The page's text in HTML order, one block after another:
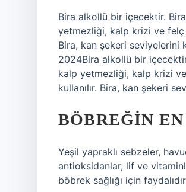
Bira alkollü bir içecektir.
yetmezliği, kalp krizi ve felç
Bira, kan şekeri seviyelerini
2024Bira alkollü bir
kalp yetmezliği, kalp krizi
kullanılır. Bira, kan şekeri
BÖBREĞIN
Yeşil yapraklı sebzeler,
antioksidanlar, lif ve
böbrek sağlığı için